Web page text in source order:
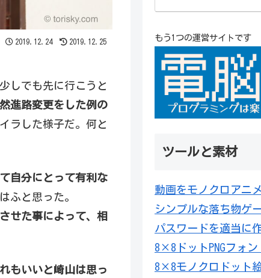
2019.12.24 2019.12.25
しでも先に行こうと
進路変更をした例の
ラした様子だ。何と
自分にとって有利な
ふと思った。
せた事によって、相
もいいと崎山は思っ
もう1つの運営サイトです
ツールと素材
動画をモノクロアニ
シンプルな落ち物ゲー
パスワードを適当に
8×8ドットPNGフォ
8×8モノクロドット